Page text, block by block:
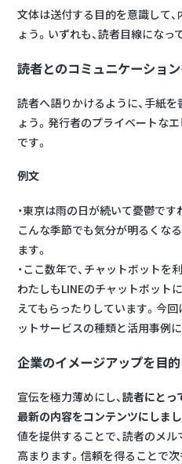
文体は送付する目的を意識して
ょう。いずれも、読者目線になっ
読者とのコミュニケーショ
読者へ語りかけるように、手紙
ょう。発行者のプライベートな
です。
例文
・東京は雨の日が続いて憂鬱で
こんな季節でも気分が明るくな
ます。
・ここ数年で、チャットボットを
わたしもLINEのチャットボット
えてもらったりしています。今
ットサービスの種類と活用事例
企業のイメージアップを目
宣伝を極力薄めにし、 読者にとっ
最新の内容をコンテンツにしま
値を提供することで、読者のメ
高まります。信頼を得ることで